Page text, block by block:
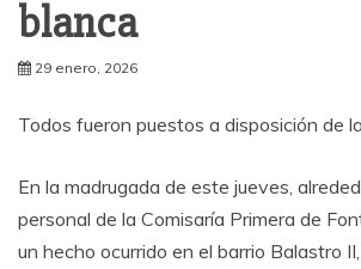
blanca
29 enero, 2026
Todos fueron puestos a disposición de
En la madrugada de este jueves,
personal de la Comisaría Primera de
un hecho ocurrido en el barrio Balastro